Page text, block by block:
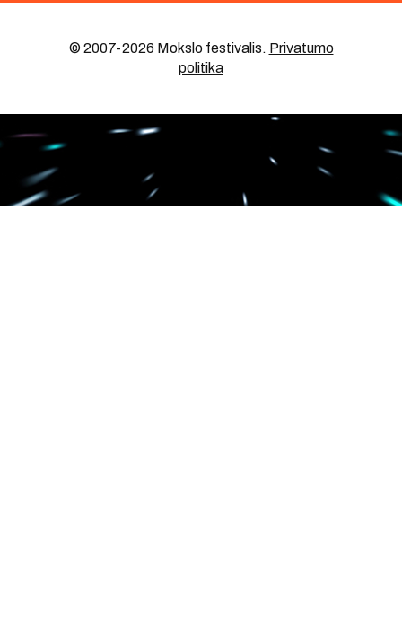
© 2007-2026 Mokslo festivalis. Privatumo
politika